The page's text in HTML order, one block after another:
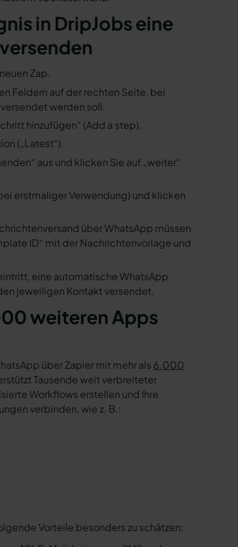
in DripJobs eine
Zap.
Feldern auf der rechten Seite, bei
werden soll.
hinzufügen“ (Add a step).
(„Latest“).
aus und klicken Sie auf „weiter“
erstmaliger Verwendung) und klicken
über WhatsApp müssen
ID“ mit der Nachrichtenvorlage und
eine automatische WhatsApp
jeweiligen Kontakt versendet.
weiteren Apps
über Zapier mit mehr als 6.000
Tausende weit verbreiteter
Workflows erstellen und Ihre
verbinden, wie z. B.:
Vorteile besonders zu schätzen: